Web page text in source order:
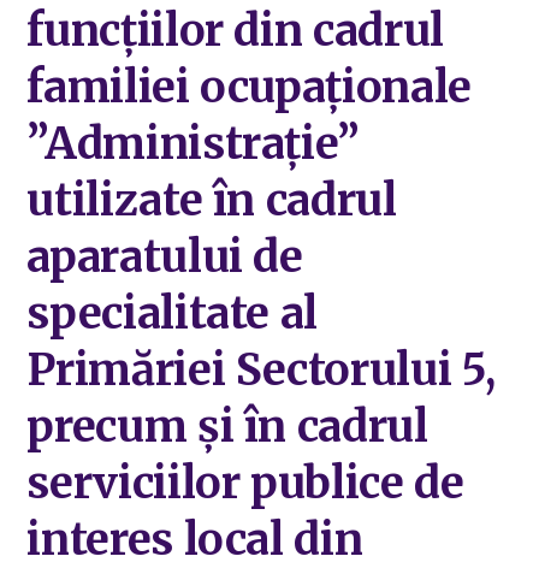
funcțiilor din cadrul
familiei ocupaționale
”Administrație”
utilizate în cadrul
aparatului de
specialitate al
Primăriei Sectorului 5,
precum și în cadrul
serviciilor publice de
interes local din